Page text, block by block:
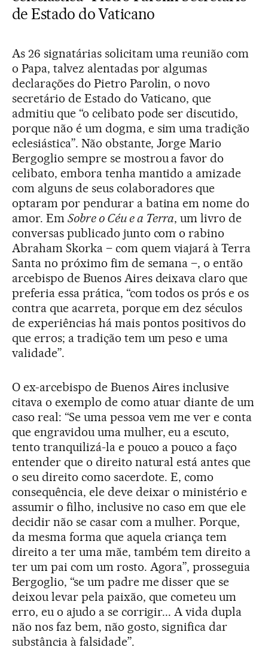
de Estado do Vaticano
As 26 signatárias solicitam uma reunião com
o Papa, talvez alentadas por algumas
declarações do Pietro Parolin, o novo
secretário de Estado do Vaticano, que
admitiu que “o celibato pode ser discutido,
porque não é um dogma, e sim uma tradição
eclesiástica”. Não obstante, Jorge Mario
Bergoglio sempre se mostrou a favor do
celibato, embora tenha mantido a amizade
com alguns de seus colaboradores que
optaram por pendurar a batina em nome do
amor. Em Sobre o Céu e a Terra, um livro de
conversas publicado junto com o rabino
Abraham Skorka – com quem viajará à Terra
Santa no próximo fim de semana –, o então
arcebispo de Buenos Aires deixava claro que
preferia essa prática, “com todos os prós e os
contra que acarreta, porque em dez séculos
de experiências há mais pontos positivos do
que erros; a tradição tem um peso e uma
validade”.
O ex-arcebispo de Buenos Aires inclusive
citava o exemplo de como atuar diante de um
caso real: “Se uma pessoa vem me ver e conta
que engravidou uma mulher, eu a escuto,
tento tranquilizá-la e pouco a pouco a faço
entender que o direito natural está antes que
o seu direito como sacerdote. E, como
consequência, ele deve deixar o ministério e
assumir o filho, inclusive no caso em que ele
decidir não se casar com a mulher. Porque,
da mesma forma que aquela criança tem
direito a ter uma mãe, também tem direito a
ter um pai com um rosto. Agora”, prosseguia
Bergoglio, “se um padre me disser que se
deixou levar pela paixão, que cometeu um
erro, eu o ajudo a se corrigir... A vida dupla
não nos faz bem, não gosto, significa dar
substância à falsidade”.